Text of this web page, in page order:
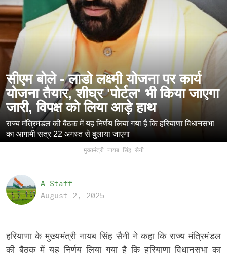
सीएम बोले - लाडो लक्ष्मी योजना पर कार्य
योजना तैयार, शीघ्र 'पोर्टल' भी किया जाएगा
जारी, विपक्ष को लिया आड़े हाथ
राज्य मंत्रिमंडल की बैठक में यह निर्णय लिया गया है कि हरियाणा विधानसभा
का आगामी सत्र 22 अगस्त से बुलाया जाएगा
मुख्यमंत्री नायब सिंह सैनी
A Staff
August 2, 2025
हरियाणा के मुख्यमंत्री नायब सिंह सैनी ने कहा कि राज्य मंत्रिमंडल
की बैठक में यह निर्णय लिया गया है कि हरियाणा विधानसभा का